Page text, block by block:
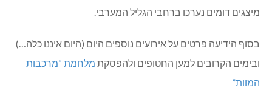
מיצגים דומים נערכו ברחבי הגליל המערבי.
בסוף הידיעה פרטים על אירועים נוספים היום (היום איננו כלה…)
ובימים הקרובים למען החטופים ולהפסקת מלחמת “מרכבות
המוות”